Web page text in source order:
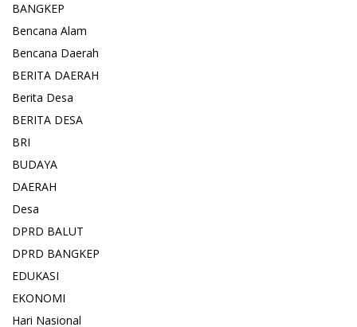
BANGKEP
Bencana Alam
Bencana Daerah
BERITA DAERAH
Berita Desa
BERITA DESA
BRI
BUDAYA
DAERAH
Desa
DPRD BALUT
DPRD BANGKEP
EDUKASI
EKONOMI
Hari Nasional